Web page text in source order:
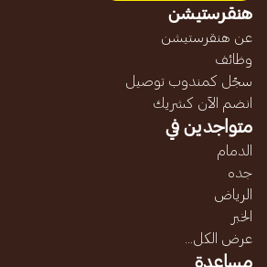
هنقرستيشن
عن هنقرستيشن
وظائف
سجّل كمندوب توصيل
انضم الآن كشريك
متواجدين في
الدمام
جده
الرياض
الخبر
عرض الكل...
مساعدة